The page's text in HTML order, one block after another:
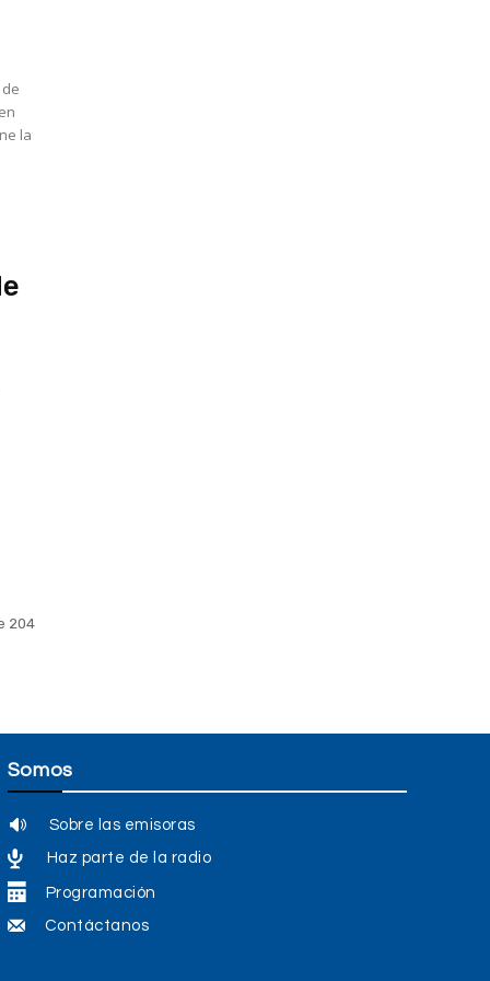
la
204
Somos
Sobre las emisoras
Haz parte de la radio
Programación
Contáctanos